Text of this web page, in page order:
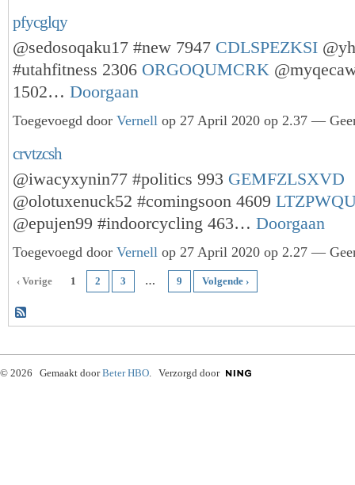
pfycglqy
@sedosoqaku17 #new 7947 CDLSPEZKSI
#utahfitness 2306 ORGOQUMCRK
1502… Doorgaan
Toegevoegd door Vernell op 27 April 2020 op 2.37 —
crvtzcsh
@iwacyxynin77 #politics 993 GEMFZLSXVD
@olotuxenuck52 #comingsoon 4609
@epujen99 #indoorcycling 463… Doorgaan
Toegevoegd door Vernell op 27 April 2020 op 2.27 —
‹ Vorige 1 2 3 … 9 Volgende ›
© 2026 Gemaakt doorBeter HBO. Verzorgd door